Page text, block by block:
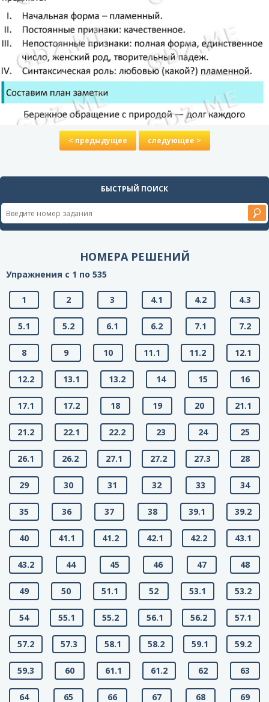
< предыдущее следующее >
БЫСТРЫЙ ПОИСК
НОМЕРА РЕШЕНИЙ
Упражнения с 1 по 535
1 2 3 4.1 4.2 4.3
5.1 5.2 6.1 6.2 7.1 7.2
8 9 10 11.1 11.2 12.1
12.2 13.1 13.2 14 15 16
17.1 17.2 18 19 20 21.1
21.2 22.1 22.2 23 24 25
26.1 26.2 27.1 27.2 27.3 28
29 30 31 32 33 34
35 36 37 38 39.1 39.2
40 41.1 41.2 42.1 42.2 43.1
43.2 44 45 46 47 48
49 50 51.1 52 53.1 53.2
54 55.1 55.2 56.1 56.2 57.1
57.2 57.3 58.1 58.2 59.1 59.2
59.3 60 61.1 61.2 62 63
64 65 66 67 68 69